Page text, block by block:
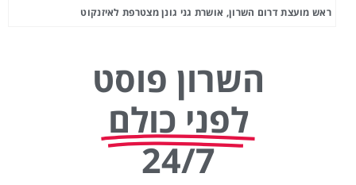
ראש מועצת דרום השרון, אושרת גני גונן מצטרפת לאיזנקוט
השרון פוסט
לפני כולם
24/7